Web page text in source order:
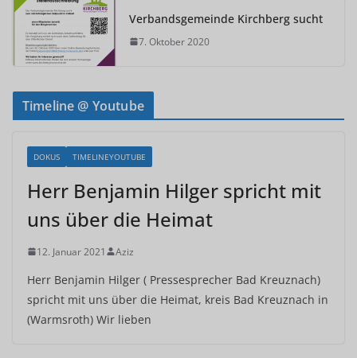
Verbandsgemeinde Kirchberg sucht
7. Oktober 2020
Timeline @ Youtube
DOKUS TIMELINEYOUTUBE
Herr Benjamin Hilger spricht mit
uns über die Heimat
12. Januar 2021 Aziz
Herr Benjamin Hilger ( Pressesprecher Bad Kreuznach)
spricht mit uns über die Heimat, kreis Bad Kreuznach in
(Warmsroth) Wir lieben